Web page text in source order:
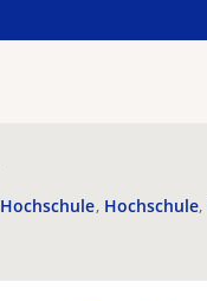
Hochschule Hochschule